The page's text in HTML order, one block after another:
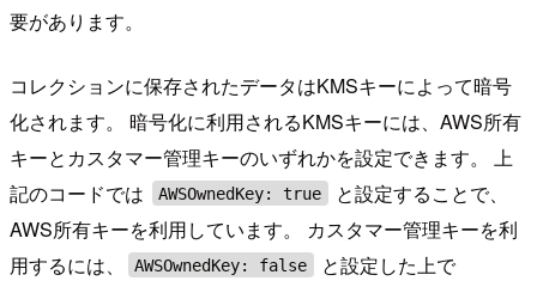
要があります。
コレクションに保存されたデータはKMSキーによって暗号
化されます。 暗号化に利用されるKMSキーには、AWS所有
キーとカスタマー管理キーのいずれかを設定できます。 上
記のコードでは
AWSOwnedKey: true
と設定することで、
AWS所有キーを利用しています。 カスタマー管理キーを利
用するには、
AWSOwnedKey: false
と設定した上で